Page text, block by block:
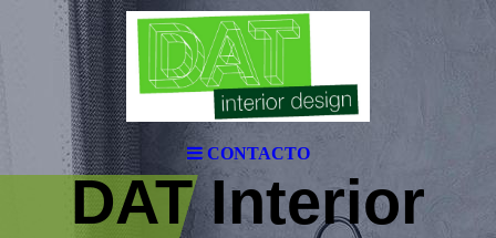
CONTACTO
DAT Interior